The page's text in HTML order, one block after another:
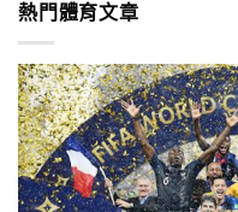
熱門體育文章